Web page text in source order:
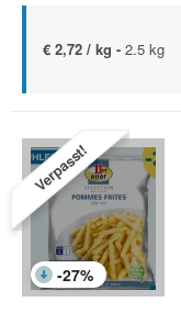
€ 2,72 / kg - 2.5 kg
Verpasst!
-27%